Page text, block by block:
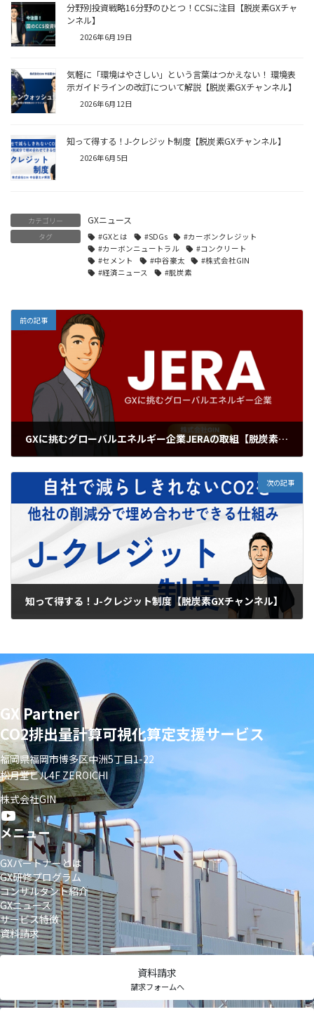
分野別投資戦略16分野のひとつ！CCSに注目【脱炭素GXチャ
ンネル】
2026年6月19日
気軽に「環境はやさしい」という言葉はつかえない！ 環境表
示ガイドラインの改訂について解説【脱炭素GXチャンネル】
2026年6月12日
知って得する！J-クレジット制度【脱炭素GXチャンネル】
2026年6月5日
カテゴリー GXニュース
タグ #GXとは #SDGs
#カーボンクレジット
#カーボンニュートラル
#コンクリート
#セメント
#中谷豪太
#株式会社GIN
#経済ニュース
#脱炭素
前の記事
GXに挑むグローバルエネルギー企業JERAの取組【脱炭素GXチャンネル】
次の記事
知って得する！J-クレジット制度【脱炭素GXチャンネル】
GX Partner
CO2排出量計算可視化算定支援サービス
福岡県福岡市博多区中洲5丁目1-22
松月堂ビル4F ZEROICHI
株式会社GIN
メニュー
GXパートナーとは
GX研修プログラム
コンサルタント紹介
GXニュース
サービス特徴
資料請求
資料請求
請求フォームへ